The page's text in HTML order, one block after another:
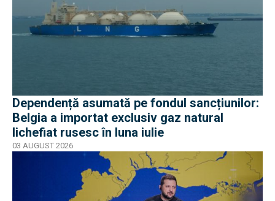
Dependență asumată pe fondul sancțiunilor:
Belgia a importat exclusiv gaz natural
lichefiat rusesc în luna iulie
03 AUGUST 2026